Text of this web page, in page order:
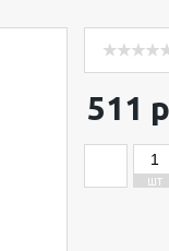
511
ШТ